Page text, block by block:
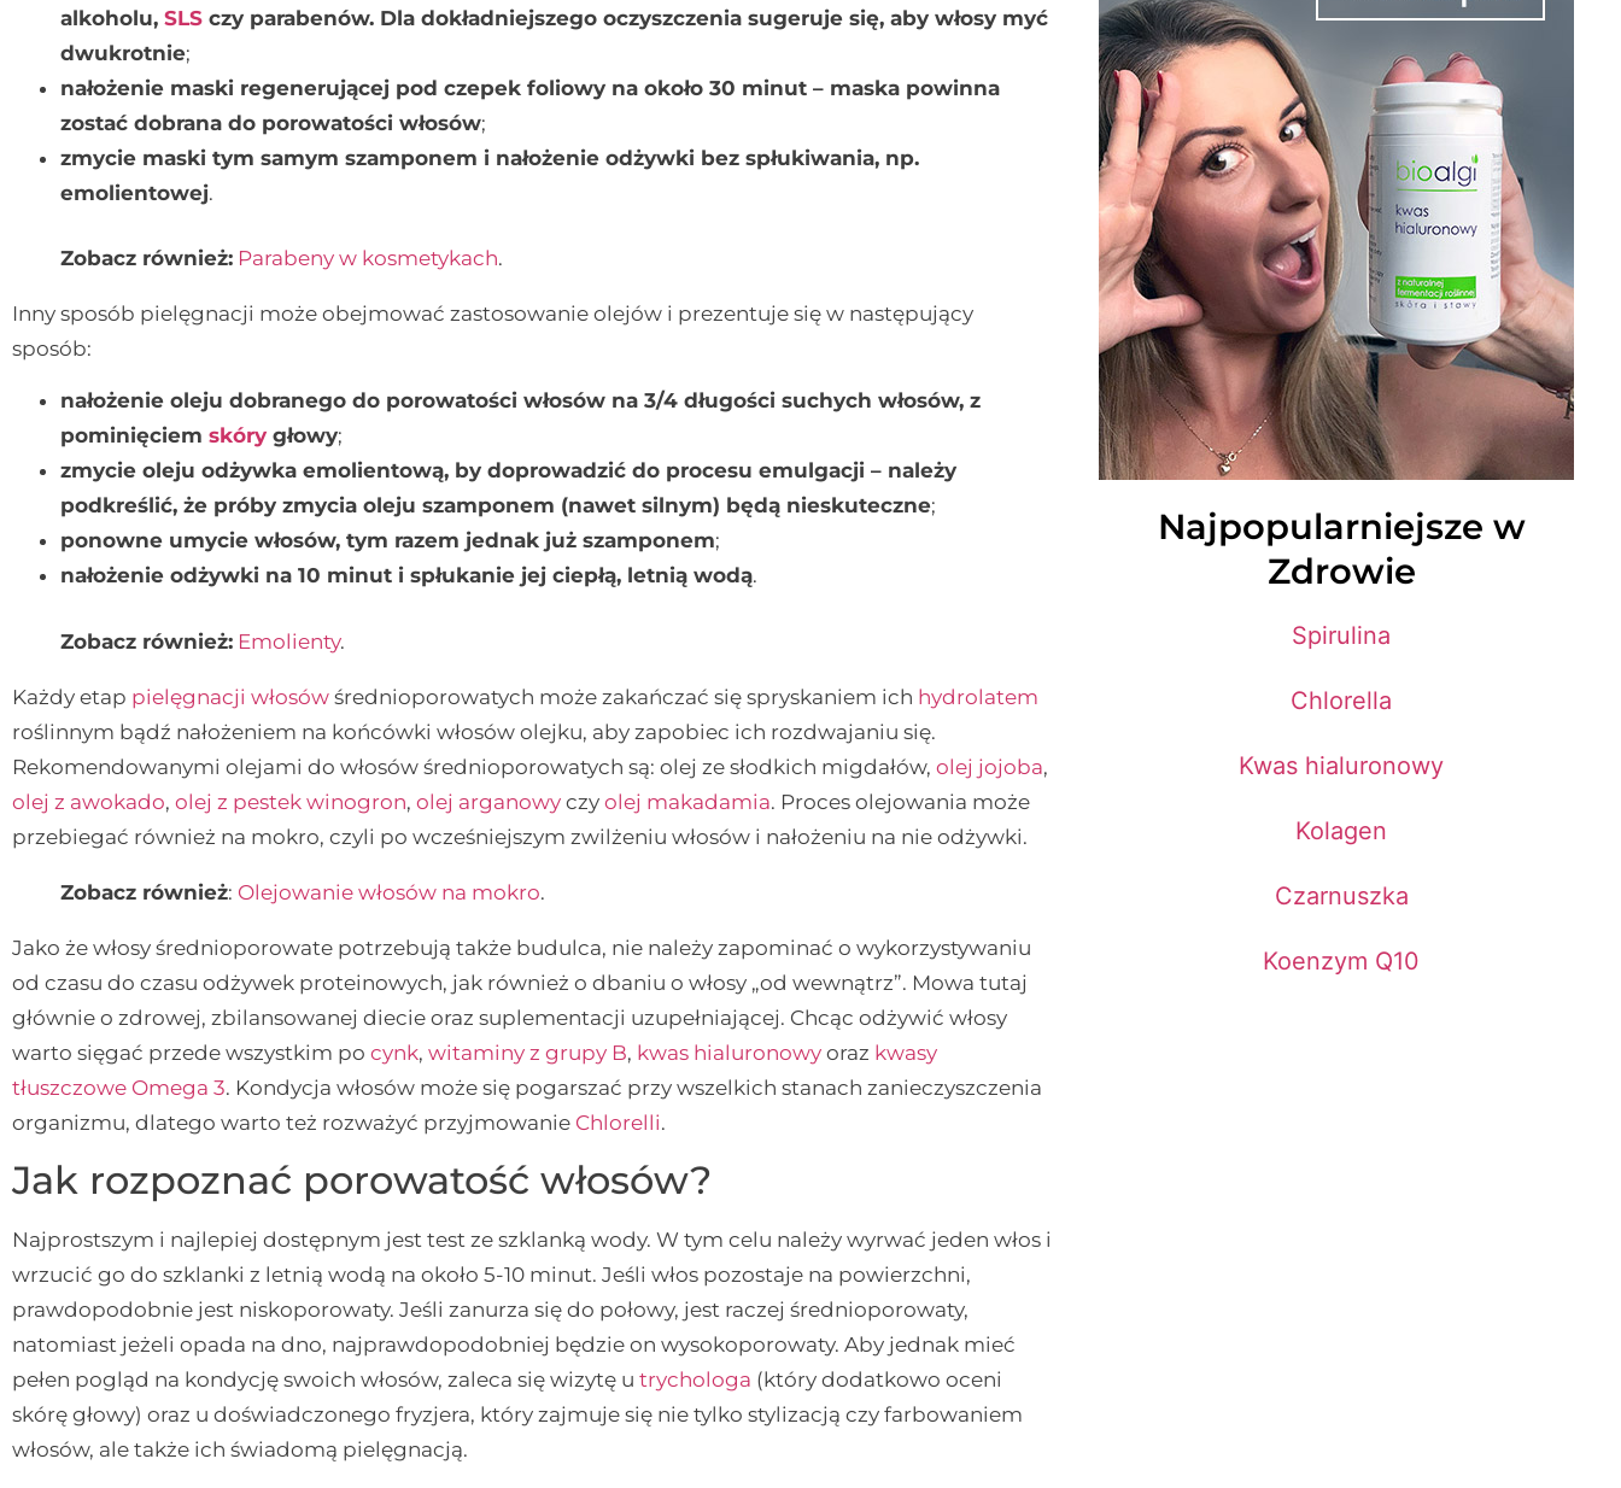
alkoholu, SLS czy parabenów. Dla dokładniejszego oczyszczenia sugeruje się, aby włosy myć
dwukrotnie;
nałożenie maski regenerującej pod czepek foliowy na około 30 minut – maska powinna
zostać dobrana do porowatości włosów;
zmycie maski tym samym szamponem i nałożenie odżywki bez spłukiwania, np.
emolientowej.
Zobacz również: Parabeny w kosmetykach.
Inny sposób pielęgnacji może obejmować zastosowanie olejów i prezentuje się w następujący
sposób:
nałożenie oleju dobranego do porowatości włosów na 3/4 długości suchych włosów, z
pominięciem skóry głowy;
zmycie oleju odżywka emolientową, by doprowadzić do procesu emulgacji – należy
podkreślić, że próby zmycia oleju szamponem (nawet silnym) będą nieskuteczne;
ponowne umycie włosów, tym razem jednak już szamponem;
nałożenie odżywki na 10 minut i spłukanie jej ciepłą, letnią wodą.
Zobacz również: Emolienty.
Każdy etap pielęgnacji włosów średnioporowatych może zakańczać się spryskaniem ich hydrolatem
roślinnym bądź nałożeniem na końcówki włosów olejku, aby zapobiec ich rozdwajaniu się.
Rekomendowanymi olejami do włosów średnioporowatych są: olej ze słodkich migdałów, olej jojoba,
olej z awokado, olej z pestek winogron, olej arganowy czy olej makadamia. Proces olejowania może
przebiegać również na mokro, czyli po wcześniejszym zwilżeniu włosów i nałożeniu na nie odżywki.
Zobacz również: Olejowanie włosów na mokro.
Jako że włosy średnioporowate potrzebują także budulca, nie należy zapominać o wykorzystywaniu
od czasu do czasu odżywek proteinowych, jak również o dbaniu o włosy „od wewnątrz”. Mowa tutaj
głównie o zdrowej, zbilansowanej diecie oraz suplementacji uzupełniającej. Chcąc odżywić włosy
warto sięgać przede wszystkim po cynk, witaminy z grupy B, kwas hialuronowy oraz kwasy
tłuszczowe Omega 3. Kondycja włosów może się pogarszać przy wszelkich stanach zanieczyszczenia
organizmu, dlatego warto też rozważyć przyjmowanie Chlorelli.
Jak rozpoznać porowatość włosów?
Najprostszym i najlepiej dostępnym jest test ze szklanką wody. W tym celu należy wyrwać jeden włos i
wrzucić go do szklanki z letnią wodą na około 5-10 minut. Jeśli włos pozostaje na powierzchni,
prawdopodobnie jest niskoporowaty. Jeśli zanurza się do połowy, jest raczej średnioporowaty,
natomiast jeżeli opada na dno, najprawdopodobniej będzie on wysokoporowaty. Aby jednak mieć
pełen pogląd na kondycję swoich włosów, zaleca się wizytę u trychologa (który dodatkowo oceni
skórę głowy) oraz u doświadczonego fryzjera, który zajmuje się nie tylko stylizacją czy farbowaniem
włosów, ale także ich świadomą pielęgnacją.
Najpopularniejsze w
Zdrowie
Spirulina
Chlorella
Kwas hialuronowy
Kolagen
Czarnuszka
Koenzym Q10